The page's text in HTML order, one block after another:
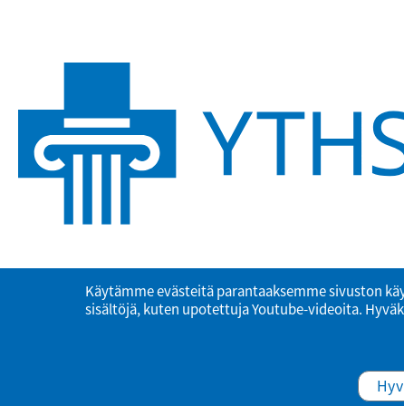
Käytämme evästeitä parantaaksemme sivuston
sisältöjä, kuten upotettuja Youtube-videoita.